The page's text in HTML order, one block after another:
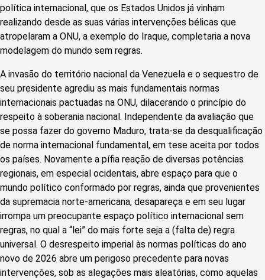
política internacional, que os Estados Unidos já vinham
realizando desde as suas várias intervenções bélicas que
atropelaram a ONU, a exemplo do Iraque, completaria a nova
modelagem do mundo sem regras.
A invasão do território nacional da Venezuela e o sequestro de
seu presidente agrediu as mais fundamentais normas
internacionais pactuadas na ONU, dilacerando o princípio do
respeito à soberania nacional. Independente da avaliação que
se possa fazer do governo Maduro, trata-se da desqualificação
de norma internacional fundamental, em tese aceita por todos
os países. Novamente a pífia reação de diversas potências
regionais, em especial ocidentais, abre espaço para que o
mundo político conformado por regras, ainda que provenientes
da supremacia norte-americana, desapareça e em seu lugar
irrompa um preocupante espaço político internacional sem
regras, no qual a “lei” do mais forte seja a (falta de) regra
universal. O desrespeito imperial às normas políticas do ano
novo de 2026 abre um perigoso precedente para novas
intervenções, sob as alegações mais aleatórias, como aquelas